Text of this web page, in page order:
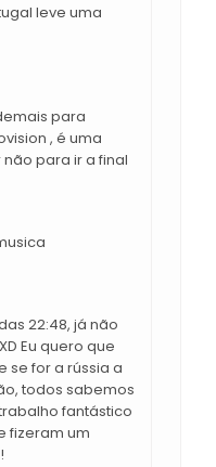
leve uma
para
, é uma
para ir a final
22:48, já não
Eu quero que
se for a rússia a
todos sabemos
fantástico
fizeram um